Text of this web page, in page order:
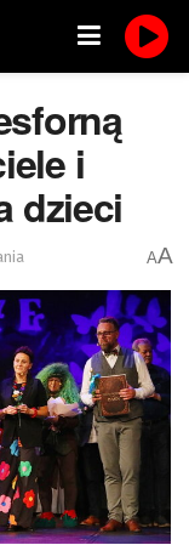
i
dzieci
AA